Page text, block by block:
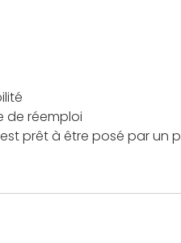
de réemploi
prêt à être posé par un